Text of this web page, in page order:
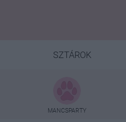
SZTÁROK
MANCSPARTY